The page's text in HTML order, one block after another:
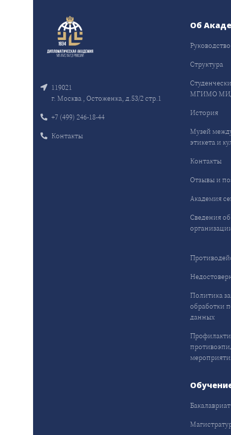
119021
г. Москва , Остоженка, д.53/2 стр.1
+7 (499) 246-18-44
Контакты
Об
Структура
МГИМО
История
Музей
этикета и
Контакты
Отзывы и
Академия
Сведения
Политика
обработки
данных
Бакалавриат